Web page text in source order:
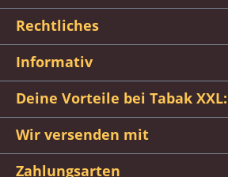
Rechtliches
Informativ
Deine Vorteile bei Tabak XXL:
Wir versenden mit
Zahlungsarten